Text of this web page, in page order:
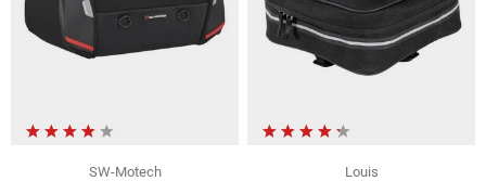
SW-Motech
Louis